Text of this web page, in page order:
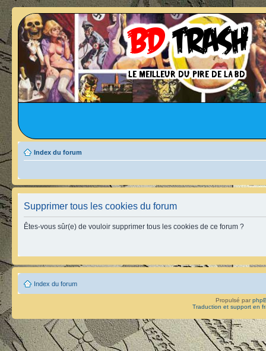
Index du forum
Supprimer tous les cookies du forum
Êtes-vous sûr(e) de vouloir supprimer tous les cookies de ce forum ?
Index du forum
Propulsé par
Traduction et support en